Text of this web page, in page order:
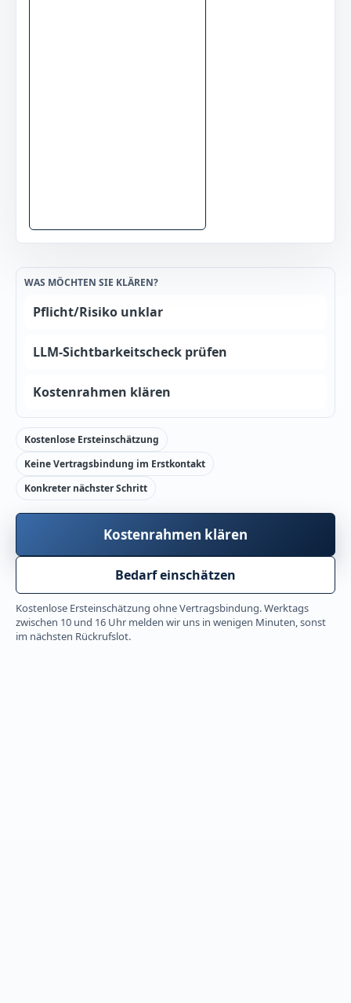
WAS MÖCHTEN SIE KLÄREN?
Pflicht/Risiko unklar
LLM-Sichtbarkeitscheck prüfen
Kostenrahmen klären
Kostenlose Ersteinschätzung
Keine Vertragsbindung im Erstkontakt
Konkreter nächster Schritt
Kostenrahmen klären
Bedarf einschätzen
Kostenlose Ersteinschätzung ohne Vertragsbindung. Werktags
zwischen 10 und 16 Uhr melden wir uns in wenigen Minuten, sonst
im nächsten Rückrufslot.